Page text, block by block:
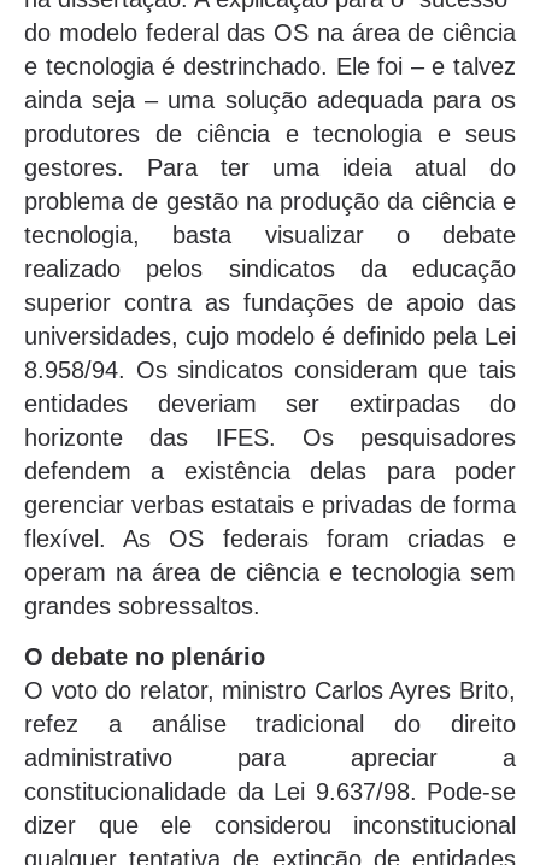
do modelo federal das OS na área de ciência
e tecnologia é destrinchado. Ele foi – e talvez
ainda seja – uma solução adequada para os
produtores de ciência e tecnologia e seus
gestores. Para ter uma ideia atual do
problema de gestão na produção da ciência e
tecnologia, basta visualizar o debate
realizado pelos sindicatos da educação
superior contra as fundações de apoio das
universidades, cujo modelo é definido pela Lei
8.958/94. Os sindicatos consideram que tais
entidades deveriam ser extirpadas do
horizonte das IFES. Os pesquisadores
defendem a existência delas para poder
gerenciar verbas estatais e privadas de forma
flexível. As OS federais foram criadas e
operam na área de ciência e tecnologia sem
grandes sobressaltos.
O debate no plenário
O voto do relator, ministro Carlos Ayres Brito,
refez a análise tradicional do direito
administrativo para apreciar a
constitucionalidade da Lei 9.637/98. Pode-se
dizer que ele considerou inconstitucional
qualquer tentativa de extinção de entidades